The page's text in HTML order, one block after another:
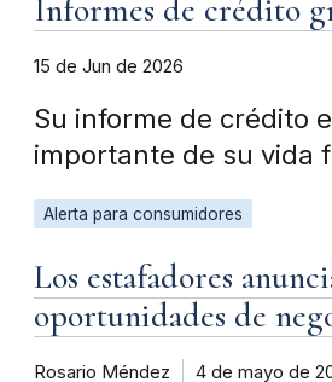
Informes de crédito
15 de Jun de 2026
Su informe de crédito
importante de su vida
Alerta para consumidores
Los estafadores
oportunidades de
Rosario Méndez 4 de mayo de